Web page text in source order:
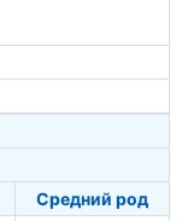
Средний род